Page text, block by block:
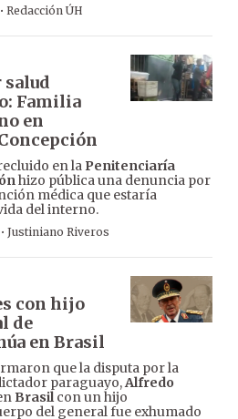
· Redacción ÚH
salud
Familia
en
en la Penitenciaría
hizo pública una denuncia por
médica que estaría
del interno.
· Justiniano Riveros
con hijo
de
en Brasil
que la disputa por la
paraguayo,Alfredo
Brasilcon un hijo
del general fue exhumado